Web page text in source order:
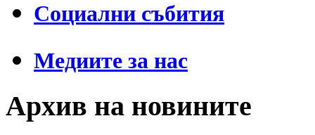
Социални събития
Медиите за нас
Архив на новините